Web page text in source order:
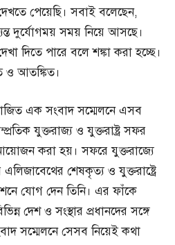
পেয়েছি। সবাই বলেছেন,
দুর্যোগময় সময় নিয়ে আসছে।
দিতে পারে বলে শঙ্কা করা হচ্ছে।
ও আতঙ্কিত।
এক সংবাদ সম্মেলনে এসব
যুক্তরাজ্য ও যুক্তরাষ্ট্র সফর
করা হয়। সফরে যুক্তরাজ্যে
এলিজাবেথের শেষকৃত্য ও যুক্তরাষ্ট্রে
যোগ দেন তিনি। এর ফাঁকে
দেশ ও সংস্থার প্রধানদের সঙ্গে
সম্মেলনে সেসব নিয়েই কথা